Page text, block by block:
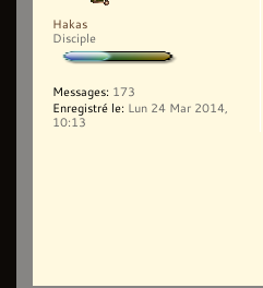
Hakas
Disciple
Messages: 173
Enregistré le: Lun 24 Mar 2014,
10:13